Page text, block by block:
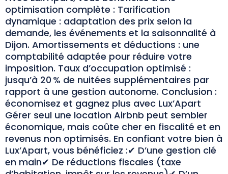
optimisation complète : Tarification
dynamique : adaptation des prix selon la
demande, les événements et la saisonnalité à
Dijon. Amortissements et déductions : une
comptabilité adaptée pour réduire votre
imposition. Taux d’occupation optimisé :
jusqu’à 20 % de nuitées supplémentaires par
rapport à une gestion autonome. Conclusion :
économisez et gagnez plus avec Lux’Apart
Gérer seul une location Airbnb peut sembler
économique, mais coûte cher en fiscalité et en
revenus non optimisés. En confiant votre bien à
Lux’Apart, vous bénéficiez :✔ D’une gestion clé
en main✔ De réductions fiscales (taxe